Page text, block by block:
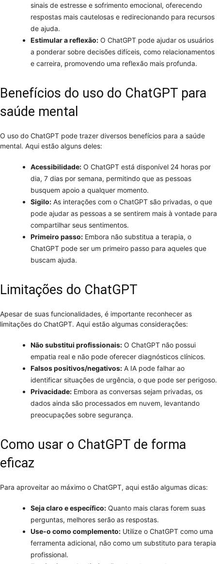
sinais de estresse e sofrimento emocional, oferecendo
respostas mais cautelosas e redirecionando para recursos
de ajuda.
Estimular a reflexão: O ChatGPT pode ajudar os usuários
a ponderar sobre decisões difíceis, como relacionamentos
e carreira, promovendo uma reflexão mais profunda.
Benefícios do uso do ChatGPT para
saúde mental
O uso do ChatGPT pode trazer diversos benefícios para a saúde
mental. Aqui estão alguns deles:
Acessibilidade: O ChatGPT está disponível 24 horas por
dia, 7 dias por semana, permitindo que as pessoas
busquem apoio a qualquer momento.
Sigilo: As interações com o ChatGPT são privadas, o que
pode ajudar as pessoas a se sentirem mais à vontade para
compartilhar seus sentimentos.
Primeiro passo: Embora não substitua a terapia, o
ChatGPT pode ser um primeiro passo para aqueles que
buscam ajuda.
Limitações do ChatGPT
Apesar de suas funcionalidades, é importante reconhecer as
limitações do ChatGPT. Aqui estão algumas considerações:
Não substitui profissionais: O ChatGPT não possui
empatia real e não pode oferecer diagnósticos clínicos.
Falsos positivos/negativos: A IA pode falhar ao
identificar situações de urgência, o que pode ser perigoso.
Privacidade: Embora as conversas sejam privadas, os
dados ainda são processados em nuvem, levantando
preocupações sobre segurança.
Como usar o ChatGPT de forma
eficaz
Para aproveitar ao máximo o ChatGPT, aqui estão algumas dicas:
Seja claro e específico: Quanto mais claras forem suas
perguntas, melhores serão as respostas.
Use-o como complemento: Utilize o ChatGPT como uma
ferramenta adicional, não como um substituto para terapia
profissional.